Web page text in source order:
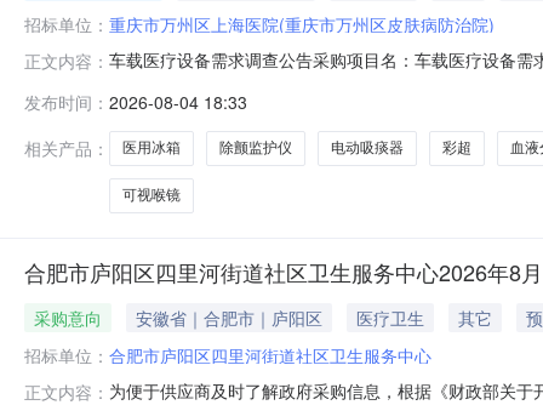
招标单位： 重庆市万州区上海医院(重庆市万州区皮肤病防治院)
正文内容： 车载医疗设备需求调查公告采购项目名：车载医疗设备
发布时间： 2026-08-04 18:33
相关产品：
医用冰箱 除颤监护仪 电动吸痰器 彩超 血液
可视喉镜
合肥市庐阳区四里河街道社区卫生服务中心2026年8
采购意向 安徽省｜合肥市｜庐阳区 医疗卫生 其它
招标单位： 合肥市庐阳区四里河街道社区卫生服务中心
正文内容： 为便于供应商及时了解政府采购信息，根据《财政部关